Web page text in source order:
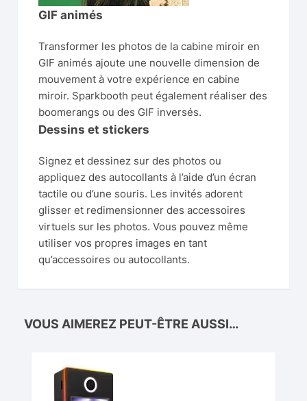
GIF animés
Transformer les photos de la cabine miroir en
GIF animés ajoute une nouvelle dimension de
mouvement à votre expérience en cabine
miroir. Sparkbooth peut également réaliser des
boomerangs ou des GIF inversés.
Dessins et stickers
Signez et dessinez sur des photos ou
appliquez des autocollants à l’aide d’un écran
tactile ou d’une souris. Les invités adorent
glisser et redimensionner des accessoires
virtuels sur les photos. Vous pouvez même
utiliser vos propres images en tant
qu’accessoires ou autocollants.
VOUS AIMEREZ PEUT-ÊTRE AUSSI…